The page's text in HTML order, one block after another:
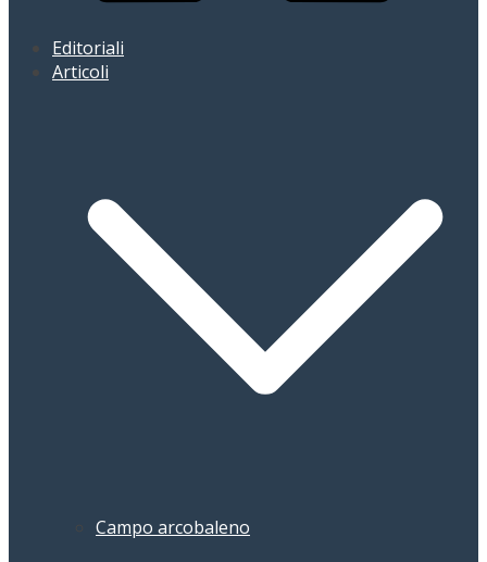
Editoriali
Articoli
Campo arcobaleno